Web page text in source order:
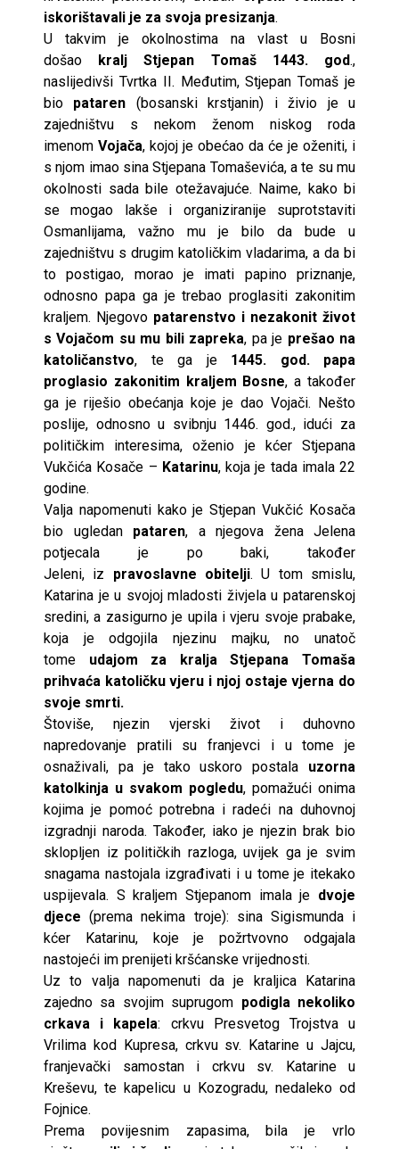
iskorištavali je za svoja presizanja.
U takvim je okolnostima na vlast u Bosni
došao kralj Stjepan Tomaš 1443. god.,
naslijedivši Tvrtka II. Međutim, Stjepan Tomaš je
bio pataren (bosanski krstjanin) i živio je u
zajedništvu s nekom ženom niskog roda
imenom Vojača, kojoj je obećao da će je oženiti, i
s njom imao sina Stjepana Tomaševića, a te su mu
okolnosti sada bile otežavajuće. Naime, kako bi
se mogao lakše i organiziranije suprotstaviti
Osmanlijama, važno mu je bilo da bude u
zajedništvu s drugim katoličkim vladarima, a da bi
to postigao, morao je imati papino priznanje,
odnosno papa ga je trebao proglasiti zakonitim
kraljem. Njegovo patarenstvo i nezakonit život
s Vojačom su mu bili zapreka, pa je prešao na
katoličanstvo, te ga je 1445. god. papa
proglasio zakonitim kraljem Bosne, a također
ga je riješio obećanja koje je dao Vojači. Nešto
poslije, odnosno u svibnju 1446. god., idući za
političkim interesima, oženio je kćer Stjepana
Vukčića Kosače – Katarinu, koja je tada imala 22
godine.
Valja napomenuti kako je Stjepan Vukčić Kosača
bio ugledanpataren, a njegova žena Jelena
potjecala je po baki, također
Jeleni, iz pravoslavne obitelji. U tom smislu,
Katarina je u svojoj mladosti živjela u patarenskoj
sredini, a zasigurno je upila i vjeru svoje prabake,
koja je odgojila njezinu majku, no unatoč
tome udajom za kralja Stjepana Tomaša
prihvaća katoličku vjeru i njoj ostaje vjerna do
svoje smrti.
Štoviše, njezin vjerski život i duhovno
napredovanje pratili su franjevci i u tome je
osnaživali, pa je tako uskoro postala uzorna
katolkinja u svakom pogledu, pomažući onima
kojima je pomoć potrebna i radeći na duhovnoj
izgradnji naroda. Također, iako je njezin brak bio
sklopljen iz političkih razloga, uvijek ga je svim
snagama nastojala izgrađivati i u tome je itekako
uspijevala. S kraljem Stjepanom imala je dvoje
djece (prema nekima troje): sina Sigismunda i
kćer Katarinu, koje je požrtvovno odgajala
nastojeći im prenijeti kršćanske vrijednosti.
Uz to valja napomenuti da je kraljica Katarina
zajedno sa svojim suprugom podigla nekoliko
crkava i kapela: crkvu Presvetog Trojstva u
Vrilima kod Kupresa, crkvu sv. Katarine u Jajcu,
franjevački samostan i crkvu sv. Katarine u
Kreševu, te kapelicu u Kozogradu, nedaleko od
Fojnice.
Prema povijesnim zapasima, bila je vrlo